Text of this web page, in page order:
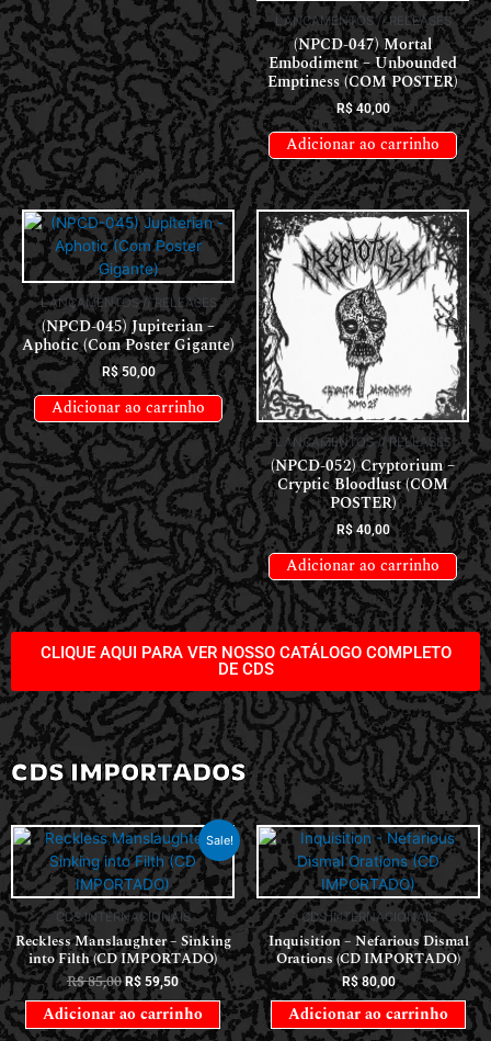
LANÇAMENTOS // RELEASES
(NPCD-047) Mortal
Embodiment – Unbounded
Emptiness (COM POSTER)
R$40,00
Adicionar ao carrinho
LANÇAMENTOS // RELEASES
(NPCD-045) Jupiterian –
Aphotic (Com Poster Gigante)
R$50,00
Adicionar ao carrinho
LANÇAMENTOS // RELEASES
(NPCD-052) Cryptorium –
Cryptic Bloodlust (COM
POSTER)
R$40,00
Adicionar ao carrinho
CLIQUE AQUI PARA VER NOSSO CATÁLOGO COMPLETO
DE CDS
CDS IMPORTADOS
Sale!
CDS INTERNACIONAIS
Reckless Manslaughter – Sinking
into Filth (CD IMPORTADO)
R$85,00 R$ 59,50
Adicionar ao carrinho
CDS INTERNACIONAIS
Inquisition – Nefarious Dismal
Orations (CD IMPORTADO)
R$80,00
Adicionar ao carrinho